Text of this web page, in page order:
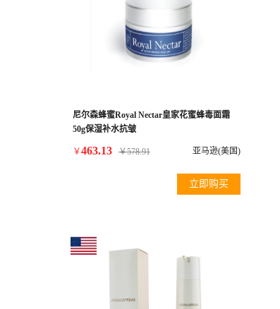
尼尔森蜂蜜Royal Nectar皇家花蜜蜂毒面霜
50g保湿补水抗皱
￥463.13 ￥578.91 亚马逊(美国)
立即购买